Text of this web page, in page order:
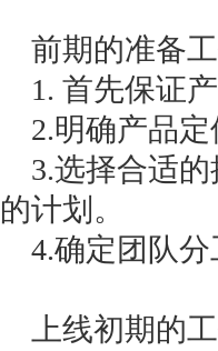
前期的准备工
1. 首先保证产
2.明确产品定
3.选择合适的
的计划。
4.确定团队分
上线初期的工